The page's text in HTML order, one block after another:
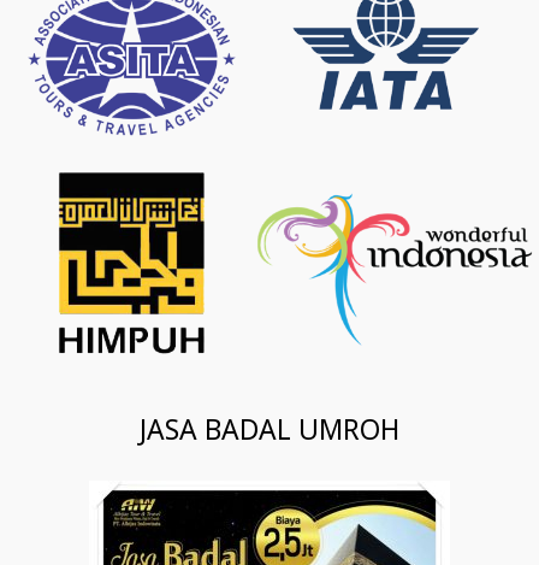
JASA BADAL UMROH